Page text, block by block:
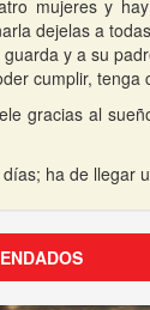
mujeres y
dejelas a
y a su
cumplir, tenga
gracias al
ha de llegar